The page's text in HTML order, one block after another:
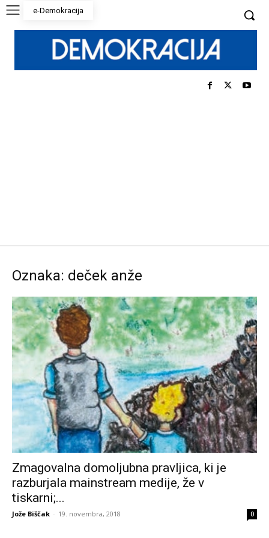
e-Demokracija
Oznaka: deček anže
Zmagovalna domoljubna pravljica, ki je
razburjala mainstream medije, že v
tiskarni;...
Jože Biščak - 19. novembra, 2018 0